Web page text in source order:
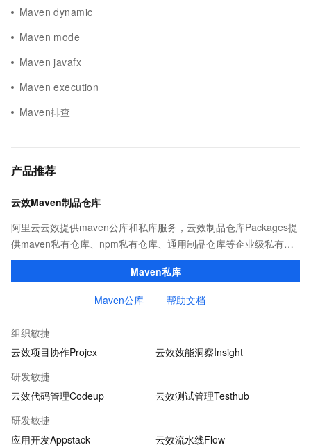
Maven dynamic
Maven mode
Maven javafx
Maven execution
Maven排查
产品推荐
云效Maven制品仓库
阿里云云效提供maven公库和私库服务，云效制品仓库Packages提
供maven私有仓库、npm私有仓库、通用制品仓库等企业级私有制
品仓库，用于maven、npm等软件包和依赖管理。且不限容量、免
Maven私库
Maven公库 帮助文档
组织敏捷
云效项目协作Projex
云效效能洞察Insight
研发敏捷
云效代码管理Codeup
云效测试管理Testhub
研发敏捷
应用开发Appstack
云效流水线Flow